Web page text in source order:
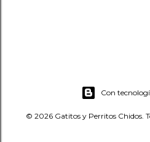
Con
© 2026 Gatitos y Perritos Chidos.